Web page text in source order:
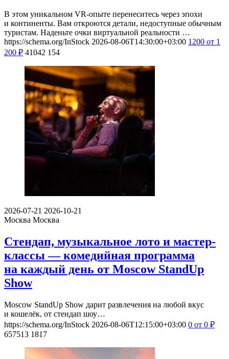
В этом уникальном VR-опыте перенеситесь через эпохи
и континенты. Вам откроются детали, недоступные обычным
туристам. Наденьте очки виртуальной реальности …
https://schema.org/InStock 2026-08-06T14:30:00+03:00 1200 от 1
200 ₽ 41042 154
2026-07-21 2026-10-21
Москва Москва
Стендап, музыкальное лото и мастер-
классы — комедийная программа
на каждый день от Moscow StandUp
Show
Moscow StandUp Show дарит развлечения на любой вкус
и кошелёк, от стендап шоу…
https://schema.org/InStock 2026-08-06T12:15:00+03:00 0 от 0 ₽
657513 1817